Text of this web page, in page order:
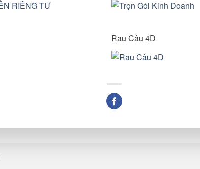
Rau Câu 4D